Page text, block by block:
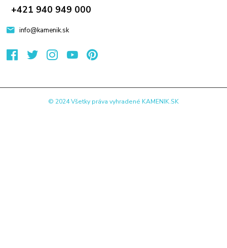
+421 940 949 000
info@kamenik.sk
© 2024 Všetky práva vyhradené KAMENIK.SK